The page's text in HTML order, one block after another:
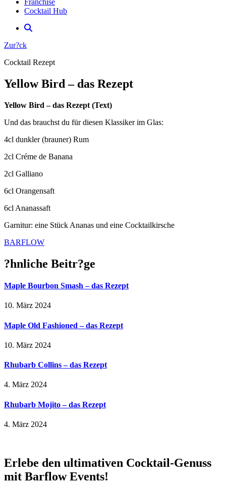
Franchise
Cocktail Hub
Zur?ck
Cocktail Rezept
Yellow Bird – das Rezept
Yellow Bird – das Rezept (Text)
Und das brauchst du für diesen Klassiker im Glas:
4cl dunkler (brauner) Rum
2cl Créme de Banana
2cl Galliano
6cl Orangensaft
6cl Ananassaft
Garnitur: eine Stück Ananas und eine Cocktailkirsche
BARFLOW
?hnliche Beitr?ge
Maple Bourbon Smash – das Rezept
10. März 2024
Maple Old Fashioned – das Rezept
10. März 2024
Rhubarb Collins – das Rezept
4. März 2024
Rhubarb Mojito – das Rezept
4. März 2024
Erlebe den ultimativen Cocktail-Genuss
mit Barflow Events!